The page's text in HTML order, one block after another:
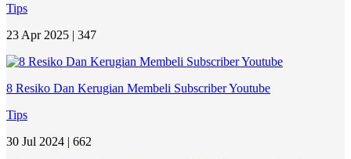
Tips
23 Apr 2025 | 347
8 Resiko Dan Kerugian Membeli Subscriber Youtube
Tips
30 Jul 2024 | 662